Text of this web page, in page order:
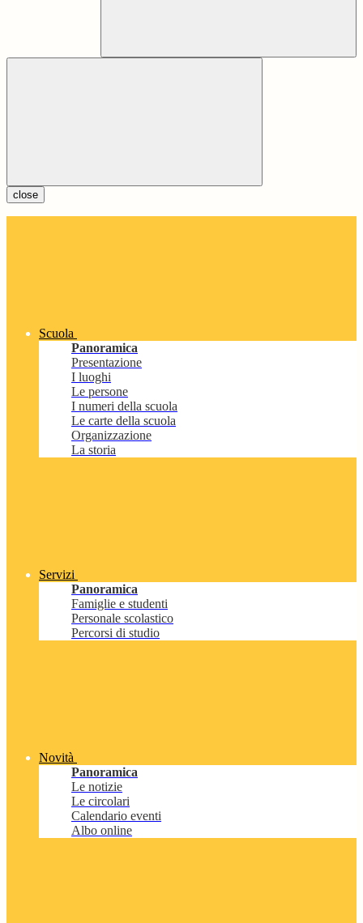
close
Scuola
Panoramica
Presentazione
I luoghi
Le persone
I numeri della scuola
Le carte della scuola
Organizzazione
La storia
Servizi
Panoramica
Famiglie e studenti
Personale scolastico
Percorsi di studio
Novità
Panoramica
Le notizie
Le circolari
Calendario eventi
Albo online